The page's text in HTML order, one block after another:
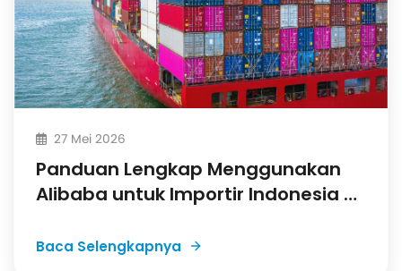
27 Mei 2026
Panduan Lengkap Menggunakan
Alibaba untuk Importir Indonesia di
Baca Selengkapnya